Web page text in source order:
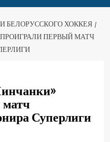
БЕЛОРУССКОГО ХОККЕЯ
ПЕРВЫЙ МАТЧ
Суперлиги